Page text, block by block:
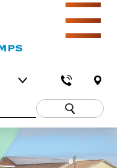
☰